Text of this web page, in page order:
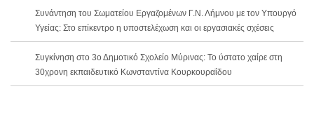
Συνάντηση του Σωματείου Εργαζομένων Γ.Ν. Λήμνου με τον Υπουργό
Υγείας: Στο επίκεντρο η υποστελέχωση και οι εργασιακές σχέσεις
Συγκίνηση στο 3ο Δημοτικό Σχολείο Μύρινας: Το ύστατο χαίρε στη
30χρονη εκπαιδευτικό Κωνσταντίνα Κουρκουραΐδου